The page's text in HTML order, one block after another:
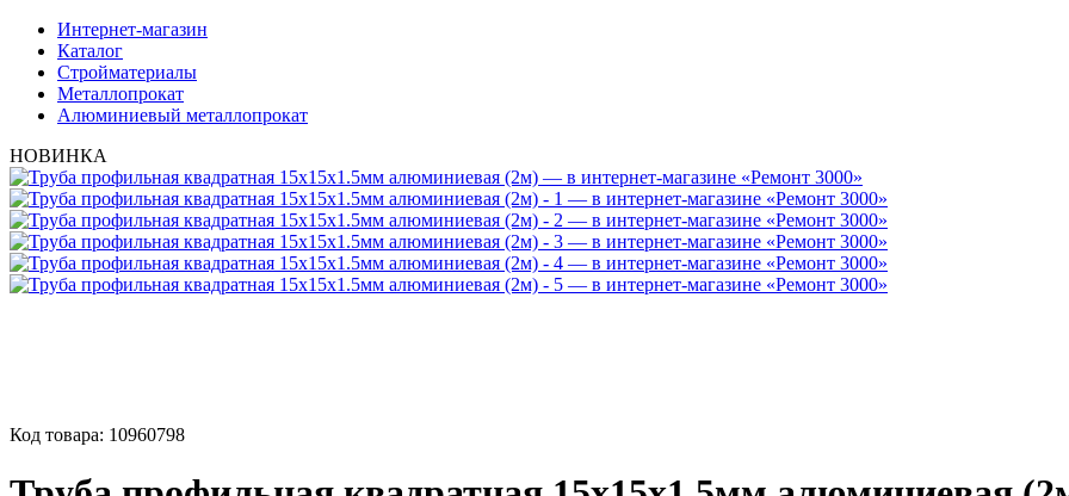
Интернет-магазин
Каталог
Стройматериалы
Металлопрокат
Алюминиевый металлопрокат
НОВИНКА
Код товара: 10960798